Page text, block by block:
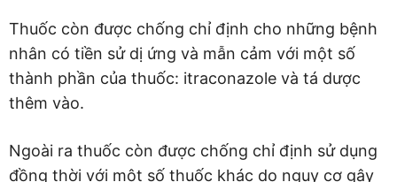
Thuốc còn được chống chỉ định cho những bệnh
nhân có tiền sử dị ứng và mẫn cảm với một số
thành phần của thuốc: itraconazole và tá dược
thêm vào.
Ngoài ra thuốc còn được chống chỉ định sử dụng
đồng thời với một số thuốc khác do nguy cơ gây